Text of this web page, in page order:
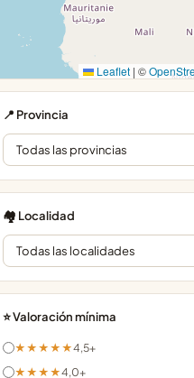
Leaflet | ©
📍 Provincia
🏘️ Localidad
⭐ Valoración mínima
★★★★★4,5+
★★★★4,0+